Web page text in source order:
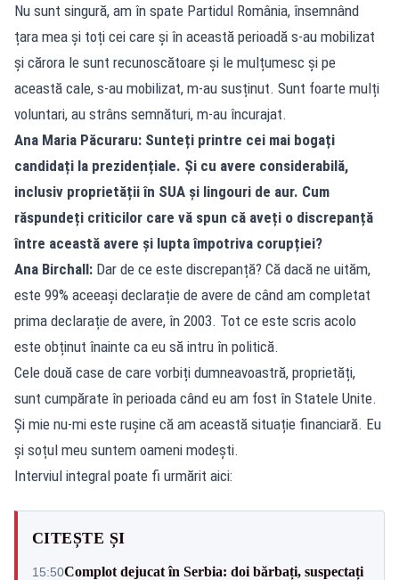
Nu sunt singură, am în spate Partidul România, însemnând
țara mea și toți cei care și în această perioadă s-au mobilizat
și cărora le sunt recunoscătoare și le mulțumesc și pe
această cale, s-au mobilizat, m-au susținut. Sunt foarte mulți
voluntari, au strâns semnături, m-au încurajat.
Ana Maria Păcuraru: Sunteți printre cei mai bogați
candidați la prezidențiale. Și cu avere considerabilă,
inclusiv proprietății în SUA și lingouri de aur. Cum
răspundeți criticilor care vă spun că aveți o discrepanță
între această avere și lupta împotriva corupției?
Ana Birchall: Dar de ce este discrepanță? Că dacă ne uităm,
este 99% aceeași declarație de avere de când am completat
prima declarație de avere, în 2003. Tot ce este scris acolo
este obținut înainte ca eu să intru în politică.
Cele două case de care vorbiți dumneavoastră, proprietăți,
sunt cumpărate în perioada când eu am fost în Statele Unite.
Și mie nu-mi este rușine că am această situație financiară. Eu
și soțul meu suntem oameni modești.
Interviul integral poate fi urmărit aici:
CITEȘTE ȘI
15:50Complot dejucat în Serbia: doi bărbați, suspectați